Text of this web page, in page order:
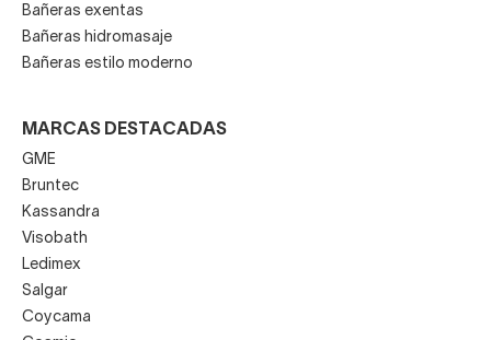
Bañeras exentas
Bañeras hidromasaje
Bañeras estilo moderno
MARCAS DESTACADAS
GME
Bruntec
Kassandra
Visobath
Ledimex
Salgar
Coycama